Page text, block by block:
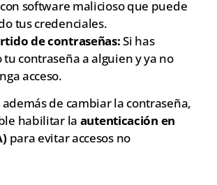
software malicioso que puede
tus credenciales.
de contraseñas:Si has
contraseña a alguien y ya no
acceso.
además de cambiar la contraseña,
habilitar la autenticación en
para evitar accesos no